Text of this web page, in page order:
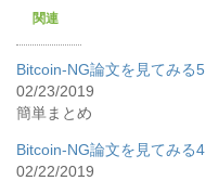
関連
Bitcoin-NG論文を見てみる5
02/23/2019
簡単まとめ
Bitcoin-NG論文を見てみる4
02/22/2019